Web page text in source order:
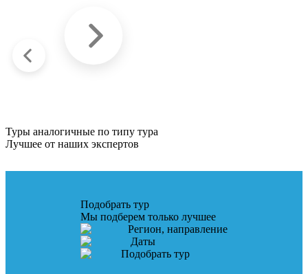
Туры аналогичные по типу тура
Лучшее от наших экспертов
Подобрать тур
Мы подберем только лучшее
Регион, направление
Даты
Подобрать тур